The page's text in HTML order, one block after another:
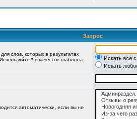
Запрос
для слов, которых в результатах
* в качестве шаблона
Искать все
Искать
автоматически, если вы не